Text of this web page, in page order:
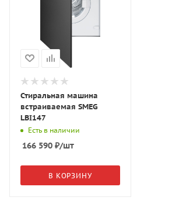
Стиральная машина
встраиваемая SMEG
LBI147
Есть в наличии
166 590 ₽/шт
В КОРЗИНУ